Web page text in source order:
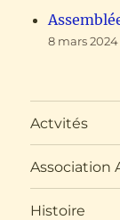
8 mars 2024
Actvités
Association
Histoire